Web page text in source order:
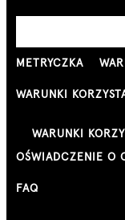
METRYCZKA
WARUNKI
WARUNKI
OŚWIADCZENIE O
FAQ